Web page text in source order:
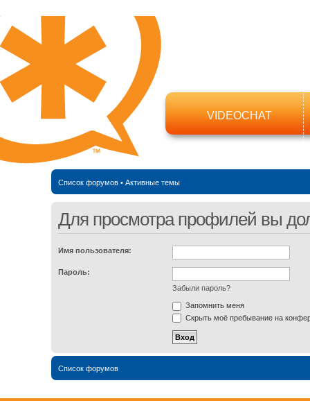
VIDEOCHAT
Список форумов• Активные темы
Для просмотра профилей вы
Имя пользователя:
Пароль:
Забыли пароль?
Запомнить меня
Скрыть моё пребывание на
Список форумов